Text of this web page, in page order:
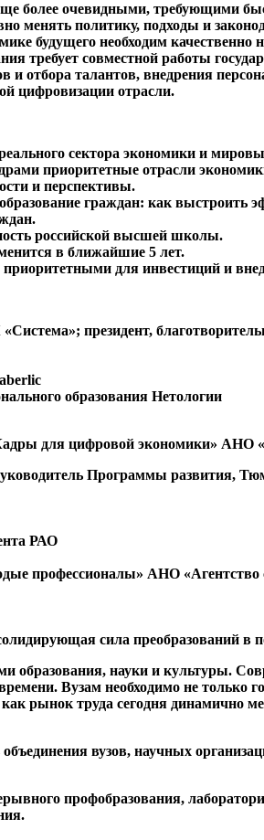
более очевидными, требующими
менять политику, подходы и
будущего необходим
требует совместной работы
и отбора талантов, внедрения
цифровизации отрасли.
сектора экономики и
приоритетные отрасли
и перспективы.
граждан: как
российской высшей школы.
в ближайшие 5 лет.
для инвестиций и
президент,
образования Нетологии
для цифровой экономики» АНО
Программы развития,
РАО
профессионалы» АНО
сила преобразований в
образования, науки и культуры.
Вузам необходимо не
рынок труда сегодня
вузов, научных
профобразования,